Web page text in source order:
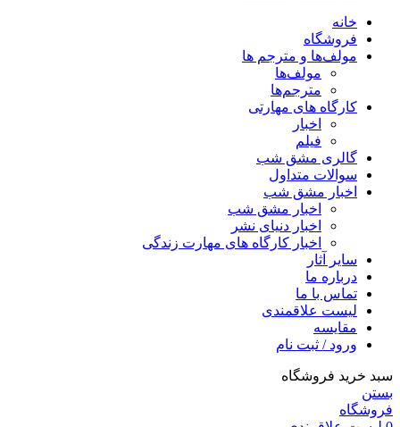
خانه
فروشگاه
مولف‌ها و مترجم ها
مولف‌ها
مترجم‌ها
کارگاه های مهارتی
اخبار
فیلم
گالری مشق شب
سوالات متداول
اخبار مشق شب
اخبار مشق شب
اخبار دنیای نشر
اخبار کارگاه های مهارت زندگی
سایر آثار
درباره ما
تماس با ما
لیست علاقمندی
مقایسه
ورود / ثبت نام
سبد خرید فروشگاه
بستن
فروشگاه